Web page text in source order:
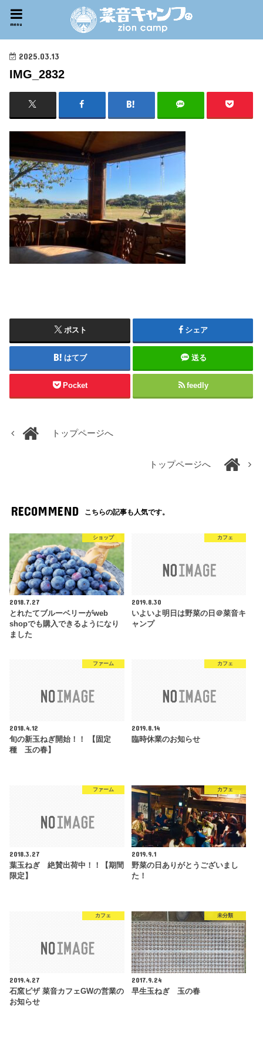
menu
2025.03.13
IMG_2832
ポスト シェア
はてブ 送る
Pocket feedly
トップページへ
トップページへ
RECOMMEND こちらの記事も人気です。
ショップ
2018.7.27
とれたてブルーベリーがweb
shopでも購入できるようになり
ました
カフェ
2019.8.30
いよいよ明日は野菜の日＠菜音キ
ャンプ
ファーム
2018.4.12
旬の新玉ねぎ開始！！ 【固定
種 玉の春】
カフェ
2019.8.14
臨時休業のお知らせ
ファーム
2018.3.27
葉玉ねぎ 絶賛出荷中！！【期間
限定】
カフェ
2019.9.1
野菜の日ありがとうございまし
た！
カフェ
2019.4.27
石窯ピザ 菜音カフェGWの営業の
お知らせ
未分類
2017.9.24
早生玉ねぎ 玉の春